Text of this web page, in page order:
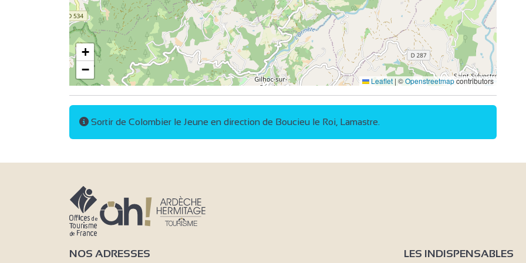
+
−
Leaflet | ©Openstreetmapcontributors
Sortir de Colombier le Jeune en direction de Boucieu le Roi, Lamastre.
NOS ADRESSES LES INDISPENSABLES